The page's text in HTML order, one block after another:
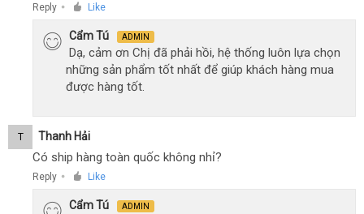
Reply ● Like
Cẩm Tú ADMIN
Dạ, cảm ơn Chị đã phải hồi, hệ thống luôn lựa chọn
những sản phẩm tốt nhất để giúp khách hàng mua
được hàng tốt.
T Thanh Hải
Có ship hàng toàn quốc không nhỉ?
Reply ● Like
Cẩm Tú ADMIN